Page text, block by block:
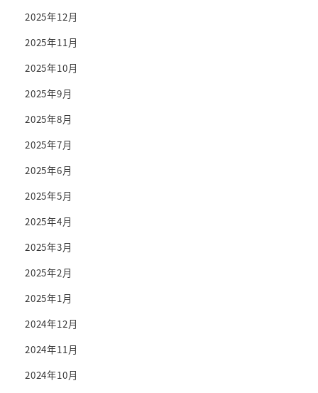
2025年12月
2025年11月
2025年10月
2025年9月
2025年8月
2025年7月
2025年6月
2025年5月
2025年4月
2025年3月
2025年2月
2025年1月
2024年12月
2024年11月
2024年10月